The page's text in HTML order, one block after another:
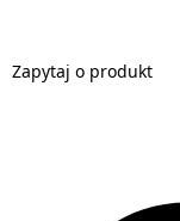
Zapytaj o produkt